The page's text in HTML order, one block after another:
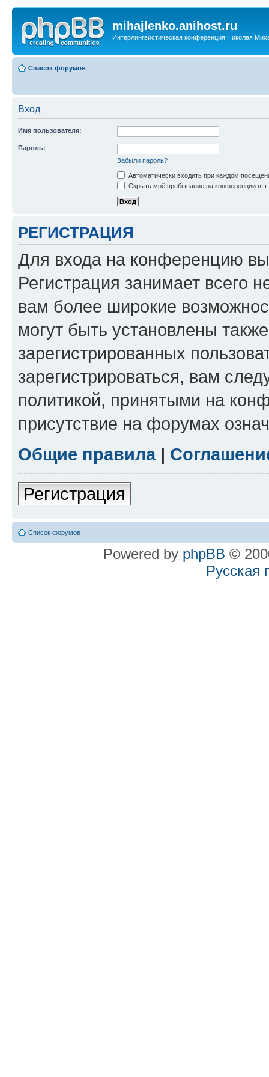
mihajlenko.anihost.ru
Интерлингвистическая конференция Николая
Список форумов
Вход
Имя пользователя:
Пароль:
Забыли пароль?
Автоматически входить при каждом
Скрыть моё пребывание на конференции в
РЕГИСТРАЦИЯ
Для входа на конференцию
Регистрация занимает всего
вам более широкие
могут быть установлены
зарегистрированных
зарегистрироваться, вам
политикой, принятыми на
присутствие на форумах
Общие правила|
Регистрация
Список форумов
Powered by phpBB ©
Русская